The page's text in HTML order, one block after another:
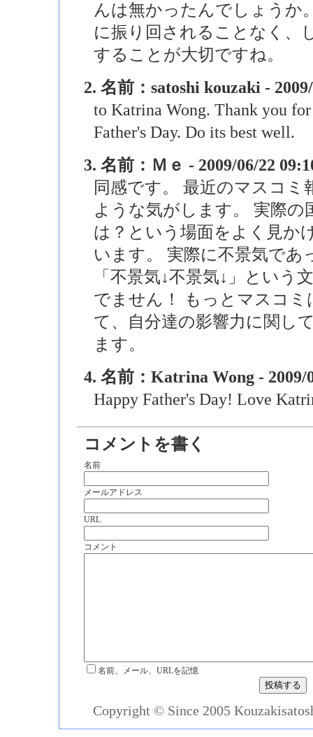
んは無かったんでしょうか
に振り回されることなく、
することが大切ですね。
2. 名前：satoshi kouzaki -
to Katrina Wong. Thank you for
Father's Day. Do its best well.
3. 名前：Ｍｅ - 2009/06/22
同感です。 最近のマスコミ
ような気がします。 実際の
は？という場面をよく見か
います。 実際に不景気であ
「不景気↓不景気↓」という
でません！ もっとマスコ
て、自分達の影響力に関し
ます。
4. 名前：Katrina Wong - 2009/
Happy Father's Day! Love
コメントを書く
名前
メールアドレス
URL
コメント
名前、メール、URLを記憶
Copyright © Since 2005